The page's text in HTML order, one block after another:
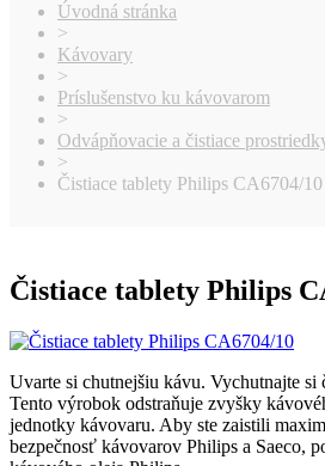
Úvodná stránka
>
Kávovary
>
Príslušenstvo ku kávovarom
>
Odvápňovacie a čistiace
>
Čistiace tablety Philips CA6704/10
Čistiace tablety Philips
Uvarte si chutnejšiu kávu. Vychutnajte
Tento výrobok odstraňuje zvyšky
jednotky kávovaru. Aby ste zaistili
bezpečnosť kávovarov Philips a Saeco,